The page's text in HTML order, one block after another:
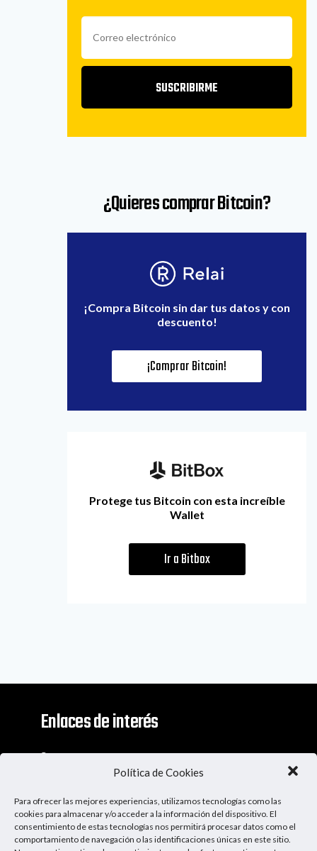
Política de Cookies
Para ofrecer las mejores experiencias, utilizamos tecnologías como las
cookies para almacenar y/o acceder a la información del dispositivo. El
consentimiento de estas tecnologías nos permitirá procesar datos como el
comportamiento de navegación o las identificaciones únicas en este sitio.
SUSCRIBIRME
¿Quieres comprar Bitcoin?
¡Compra Bitcoin sin dar tus datos y con
descuento!
¡Comprar Bitcoin!
Protege tus Bitcoin con esta increíble
Wallet
Ir a Bitbox
Enlaces de interés
Contacto
Descargo De Responsabilidad
Apoya al Podcast
Ser Patrocinador